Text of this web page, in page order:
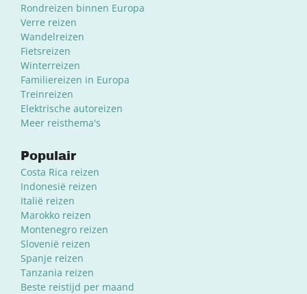
Rondreizen binnen Europa
Verre reizen
Wandelreizen
Fietsreizen
Winterreizen
Familiereizen in Europa
Treinreizen
Elektrische autoreizen
Meer reisthema's
Populair
Costa Rica reizen
Indonesië reizen
Italië reizen
Marokko reizen
Montenegro reizen
Slovenië reizen
Spanje reizen
Tanzania reizen
Beste reistijd per maand